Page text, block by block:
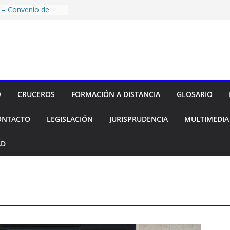
S.A.
LÍNEAS
de equipaje»
Argentina
CRUCEROS FORMACIÓN A DISTANCIA GLOSARIO
LEGISLACIÓN JURISPRUDENCIA MULTIMEDIA